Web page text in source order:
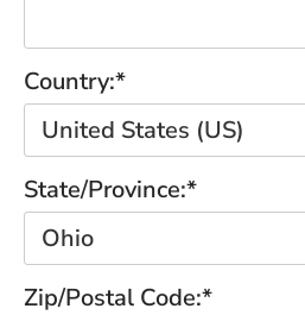
Country:*
State/Province:*
Zip/Postal Code:*